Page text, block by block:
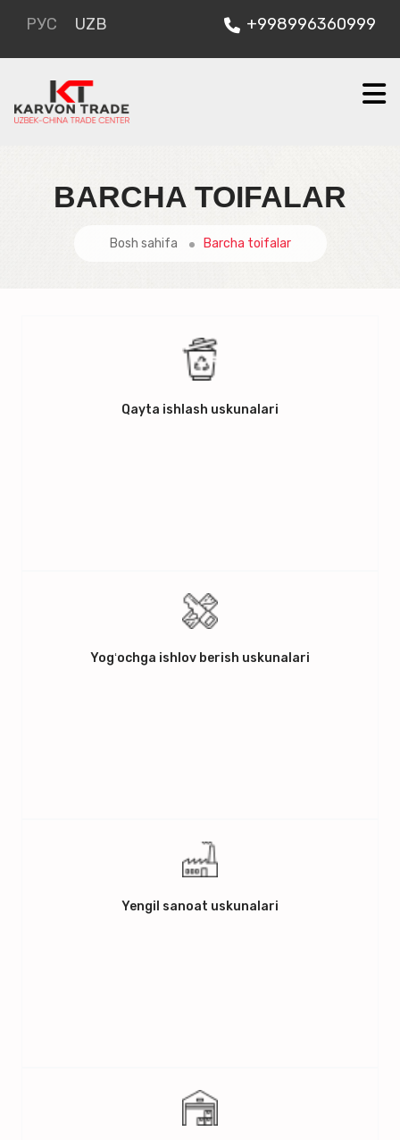
РУС UZB +998996360999
BARCHA TOIFALAR
Bosh sahifa Barcha toifalar
Qayta ishlash uskunalari
Yogʻochga ishlov berish uskunalari
Yengil sanoat uskunalari